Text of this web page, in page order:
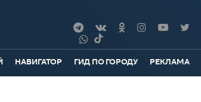
НАВИГАТОР ГИД ПО ГОРОДУ РЕКЛАМА